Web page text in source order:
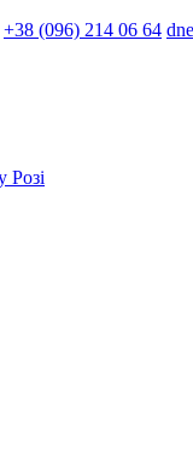
+38 (096) 214 06 64